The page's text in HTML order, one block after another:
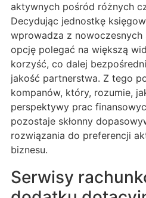
aktywnych pośród różnych
Decydując jednostkę
wprowadza z nowoczesnych
opcję polegać na większą
korzyść, co dalej
jakość partnerstwa. Z tego
kompanów, który, rozumie,
perspektywy prac
pozostaje skłonny
rozwiązania do preferencji
biznesu.
Serwisy